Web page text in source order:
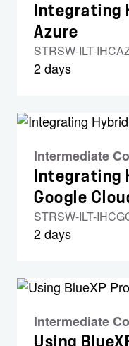
Integrating
Azure
STRSW-ILT-
2 days
Intermediate
Integrating
Google
STRSW-ILT-
2 days
Intermediate
Using